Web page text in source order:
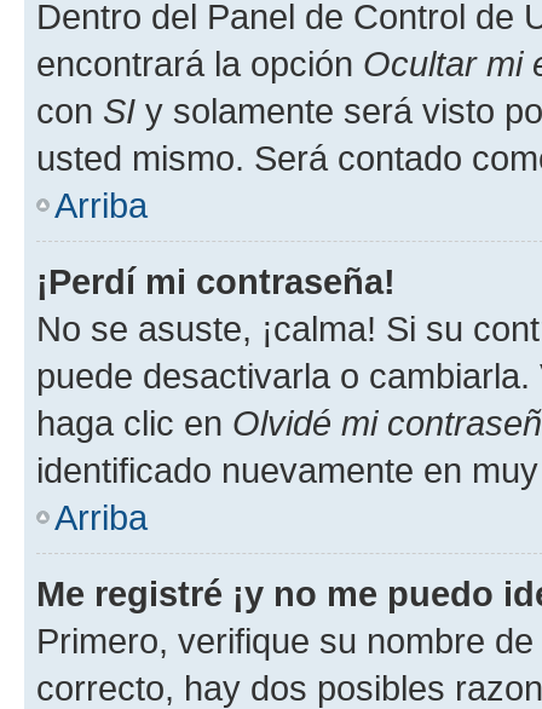
Dentro del Panel de Control de
encontrará la opción Ocultar mi
con SI y solamente será visto
usted mismo. Será contado
Arriba
¡Perdí mi contraseña!
No se asuste, ¡calma! Si su
puede desactivarla o
haga clic en Olvidé mi
identificado nuevamente en
Arriba
Me registré ¡y no me puedo
Primero, verifique su nombre
correcto, hay dos posibles